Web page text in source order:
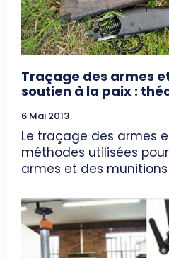
Traçage des armes
soutien à la paix :
6 Mai 2013
Le traçage des armes
méthodes utilisées
armes et des